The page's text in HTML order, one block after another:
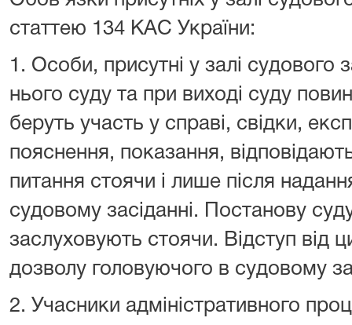
статтею 134 КАС України:
1. Особи, присутні у залі судового
нього суду та при виході суду
беруть участь у справі, свідки,
пояснення, показання,
питання стоячи і лише після
судовому засіданні. Постанову
заслуховують стоячи. Відступ від
дозволу головуючого в судовому
2. Учасники адміністративного